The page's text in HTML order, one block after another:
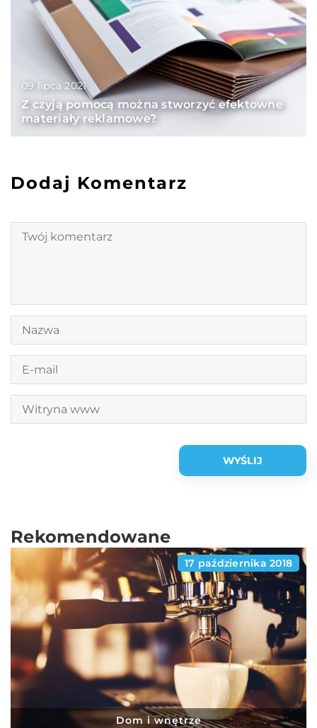
09 lipca 2021
Z czyją pomocą można stworzyć efektowne
materiały reklamowe?
Dodaj Komentarz
Rekomendowane
17 października 2018
Dom i wnętrze